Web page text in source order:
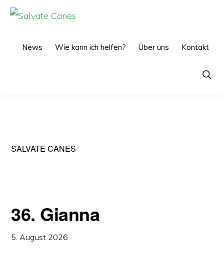
Zur
Zum
News Wie kann ich helfen? Über uns Kontakt
Show
SALVATE CANES
36. Gianna
5. August 2026